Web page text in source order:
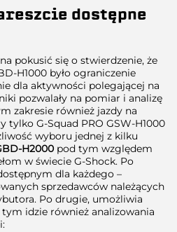
dostępne
pokusić się o stwierdzenie, że
H1000 było ograniczenie
dla aktywności polegającej na
pozwalały na pomiar i analizę
zakresie również jazdy na
tylko G-Squad PRO GSW-H1000
wyboru jednej z kilku
H2000 pod tym względem
w świecie G-Shock. Po
dla każdego –
sprzedawców należących
Po drugie, umożliwia
idzie również analizowania